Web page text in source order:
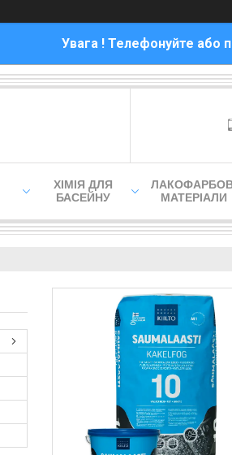
Увага ! Телефонуйте або
ХІМІЯ ДЛЯ
БАСЕЙНУ
МАТЕРІАЛИ